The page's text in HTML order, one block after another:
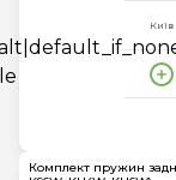
Київ
Комплект пружин